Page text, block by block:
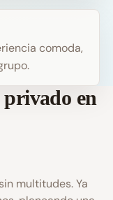
comoda,
privado en
multitudes. Ya